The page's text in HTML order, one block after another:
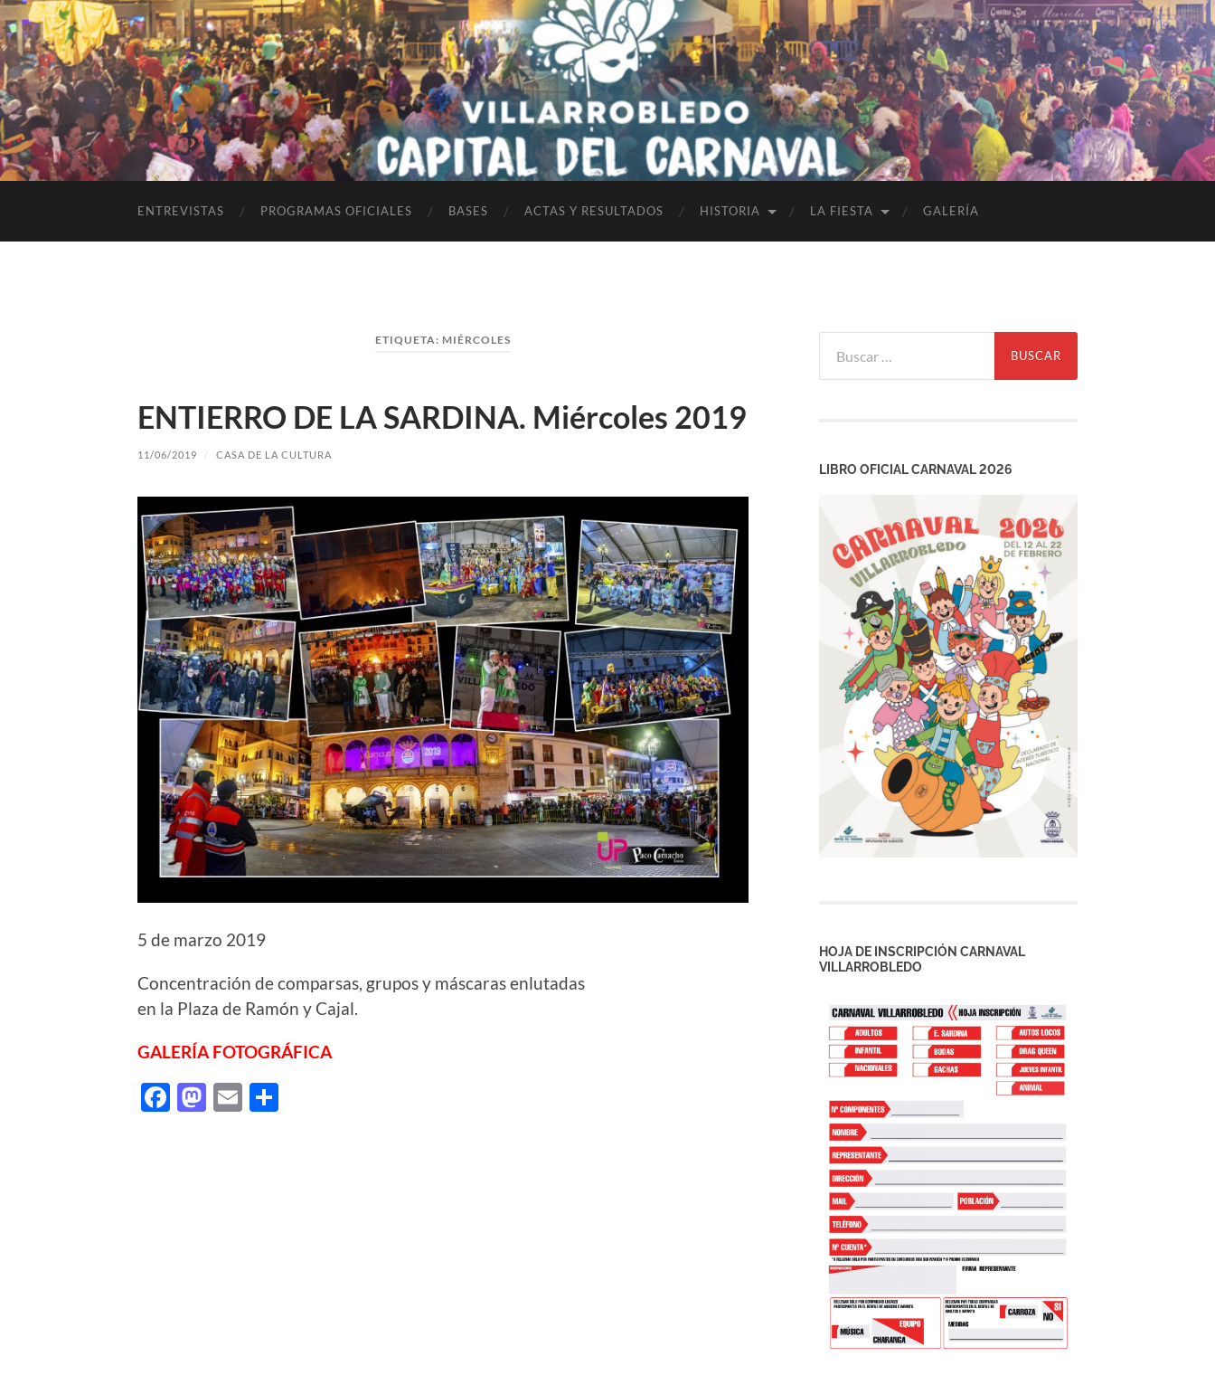
ENTREVISTAS PROGRAMAS OFICIALES BASES ACTAS Y RESULTADOS HISTORIA LA FIESTA GALERÍA
ETIQUETA: MIÉRCOLES
ENTIERRO DE LA SARDINA. Miércoles 2019
11/06/2019 / CASA DE LA CULTURA
5 de marzo 2019
Concentración de comparsas, grupos y máscaras enlutadas
en la Plaza de Ramón y Cajal.
GALERÍA FOTOGRÁFICA
Facebook
Mastodon
Email
LIBRO OFICIAL CARNAVAL 2026
HOJA DE INSCRIPCIÓN CARNAVAL
VILLARROBLEDO